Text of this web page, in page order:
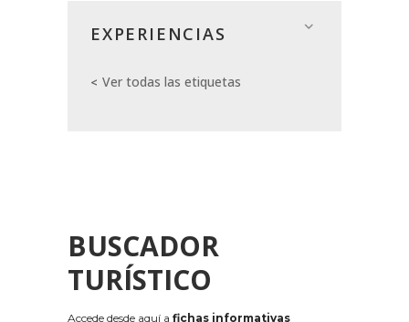
EXPERIENCIAS
Ver todas las etiquetas
BUSCADOR
TURÍSTICO
Accede desde aquí a fichas informativas